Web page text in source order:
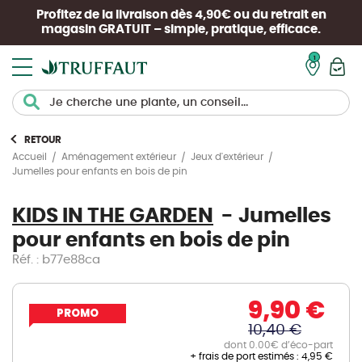
Profitez de la livraison dès 4,90€ ou du retrait en
magasin GRATUIT – simple, pratique, efficace.
RETOUR
Accueil
Aménagement extérieur
Jeux d'extérieur
Jumelles pour enfants en bois de pin
KIDS IN THE GARDEN
Jumelles
pour enfants en bois de pin
Réf. : b77e88ca
PROMO 9,90 €
10,40 €
dont 0.00€ d’éco-part
+ frais de port estimés : 4,95 €